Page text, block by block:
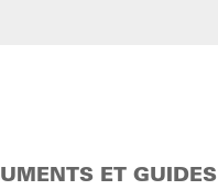
ET GUIDES